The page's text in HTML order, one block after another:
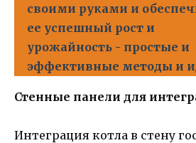
своими руками и
ее успешный рост и
урожайность - простые и
эффективные методы и
Стенные панели для
Интеграция котла в стену